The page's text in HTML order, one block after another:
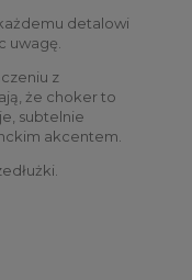
detalowi
uwagę.
z
że choker to
subtelnie
akcentem.